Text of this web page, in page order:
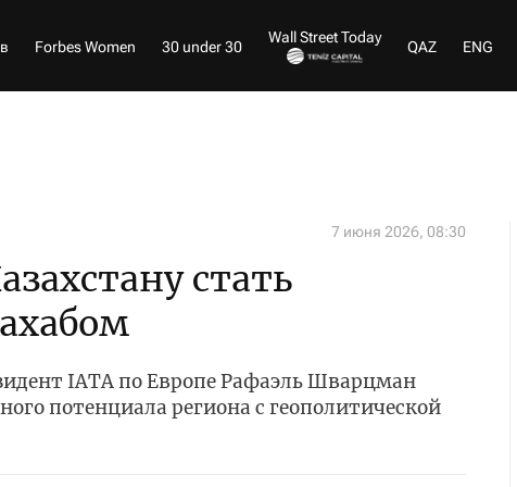
Forbes Women 30 under 30
Wall Street Today
QAZ ENG
7 июня 2026, 08:30
стать
IATA по Европе Рафаэль Шварцман
потенциала региона с геополитической